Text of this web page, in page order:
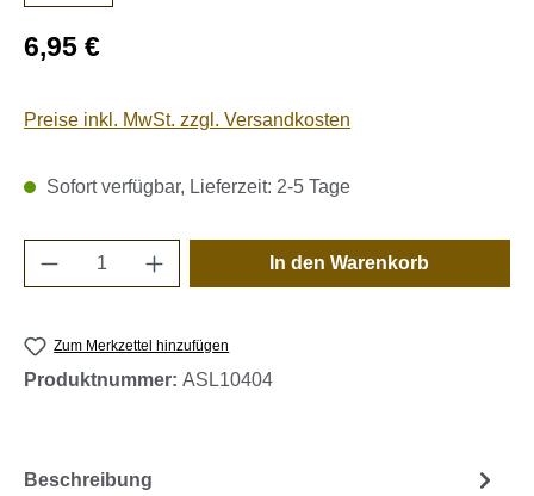
Regulärer Preis:
6,95 €
Preise inkl. MwSt. zzgl. Versandkosten
Sofort verfügbar, Lieferzeit: 2-5 Tage
Produkt Anzahl: Gib den gewünschten
In den Warenkorb
Zum Merkzettel hinzufügen
Produktnummer: ASL10404
Beschreibung